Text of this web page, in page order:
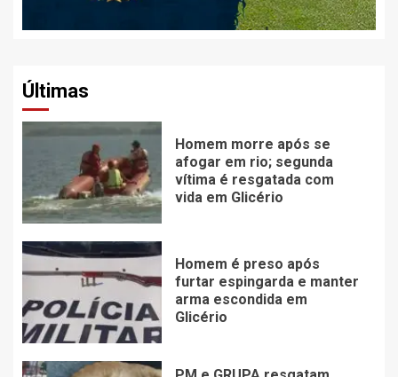
Últimas
Homem morre após se
afogar em rio; segunda
vítima é resgatada com
vida em Glicério
Homem é preso após
furtar espingarda e manter
arma escondida em
Glicério